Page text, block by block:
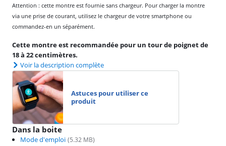
Attention : cette montre est fournie sans chargeur. Pour charger la montre
via une prise de courant, utilisez le chargeur de votre smartphone ou
commandez-en un séparément.
Cette montre est recommandée pour un tour de poignet de
18 à 22 centimètres.
Voir la description complète
Astuces pour utiliser ce
produit
Dans la boite
Mode d'emploi (5.32 MB)